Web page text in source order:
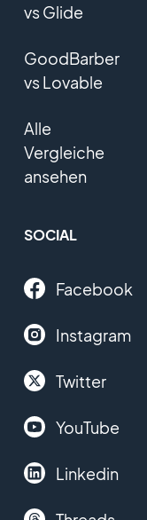
vs Glide
GoodBarber
vs Lovable
Alle
Vergleiche
ansehen
SOCIAL
Facebook
Instagram
Twitter
YouTube
Linkedin